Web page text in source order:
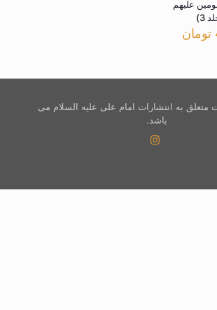
علیهم
3)
تومان
متعلق به انتشارات امام علی علیه السلام می
باشد.